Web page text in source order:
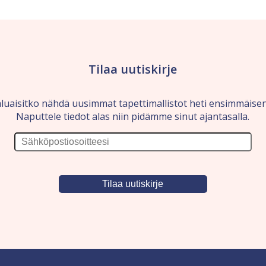
Tilaa uutiskirje
nähdä uusimmat tapettimallistot heti
Naputtele tiedot alas niin pidämme sinut ajantasalla.